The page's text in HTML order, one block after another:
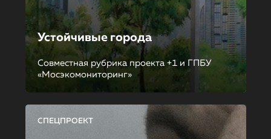
Устойчивые города
Совместная рубрика проекта +1 и ГПБУ
«Мосэкомониторинг»
СПЕЦПРОЕКТ